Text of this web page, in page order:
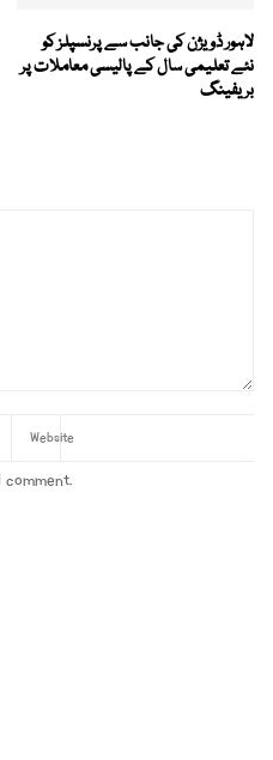
لاہور ڈویژن کی جانب سے پرنسپلز کو
نئے تعلیمی سال کے پالیسی معاملات پر
بریفینگ